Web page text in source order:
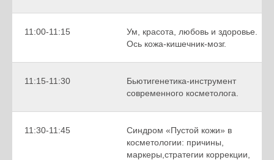
11:00-11:15
Ум, красота, любовь и здоровье.
Ось кожа-кишечник-мозг.
11:15-11:30
Бьютигенетика-инструмент
современного косметолога.
11:30-11:45
Синдром «Пустой кожи» в
косметологии: причины,
маркеры,стратегии коррекции,